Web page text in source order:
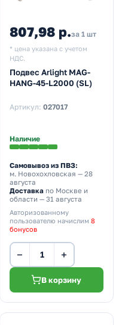
807,98 р.за 1 шт
* цена указана с учетом
НДС.
Подвес Arlight MAG-
HANG-45-L2000 (SL)
Артикул: 027017
Наличие
Самовывоз из ПВЗ:
м. Новохохловская — 28
августа
Доставкапо Москве и
области — 31 августа
Авторизованному
пользователю начислим 8
бонусов
− +
В корзину